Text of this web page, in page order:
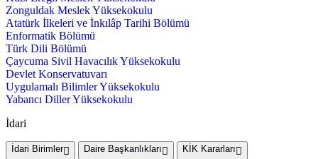
Zonguldak Meslek Yüksekokulu
Atatürk İlkeleri ve İnkılâp Tarihi Bölümü
Enformatik Bölümü
Türk Dili Bölümü
Çaycuma Sivil Havacılık Yüksekokulu
Devlet Konservatuvarı
Uygulamalı Bilimler Yüksekokulu
Yabancı Diller Yüksekokulu
İdari
İdari Birimler Daire Başkanlıkları KİK Kararları